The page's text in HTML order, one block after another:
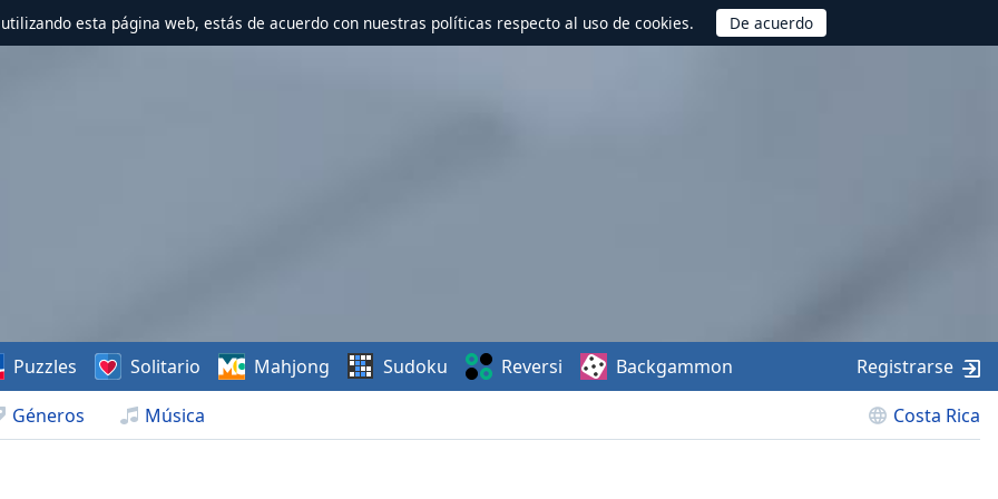
esta página web, estás de acuerdo con nuestras políticas respecto al uso de cookies.
Géneros Música Costa Rica
Puzzles Solitario Mahjong Sudoku Reversi Backgammon Registrarse